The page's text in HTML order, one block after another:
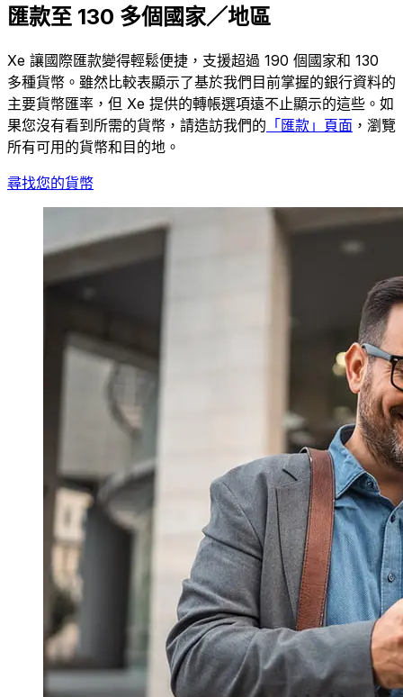
匯款至 130 多個國家／地區
Xe 讓國際匯款變得輕鬆便捷，支援超過 190 個國家和 130
多種貨幣。雖然比較表顯示了基於我們目前掌握的銀行資料的
主要貨幣匯率，但 Xe 提供的轉帳選項遠不止顯示的這些。如
果您沒有看到所需的貨幣，請造訪我們的 「匯款」頁面 ，瀏覽
所有可用的貨幣和目的地。
尋找您的貨幣